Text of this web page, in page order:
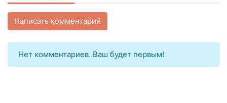
Написать комментарий
Нет комментариев. Ваш будет первым!